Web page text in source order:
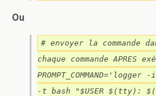
Ou
# envoyer la commande
chaque commande APRES
-t bash "$USER $(tty):